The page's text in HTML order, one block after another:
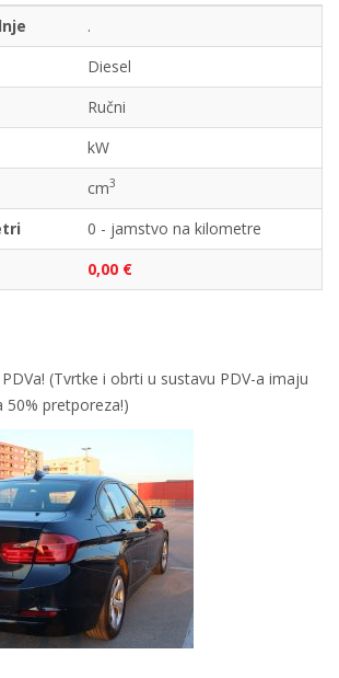
.
Diesel
Ručni
kW
cm3
0 - jamstvo na kilometre
0,00 €
(Tvrtke i obrti u sustavu PDV-a imaju
pretporeza!)